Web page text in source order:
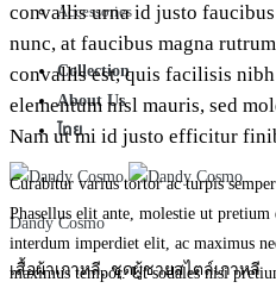
Accessories
Collection
About Us
ไทย
Dandy Cosmo
เสื้อผ้าเกาหลี, ชุดผู้ชายสไตล์เกาหลี
Cooler
than
Jordan
convallis urna id justo
nunc, at faucibus magna
convallis est, quis facilisis
elementum nisl mauris, sed
Nam ut mi id justo efficitur
Curabitur varius tortor ac turpis
Phasellus elit ante, molestie ut
interdum imperdiet elit, ac maximus
maximus tempor. Ut sodales nisi